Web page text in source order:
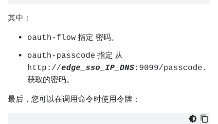
其中：
oauth-flow 指定 密码。
oauth-passcode 指定 从
http://edge_sso_IP_DNS:9099/passcode.
获取的密码。
最后，您可以在调用命令时使用令牌：